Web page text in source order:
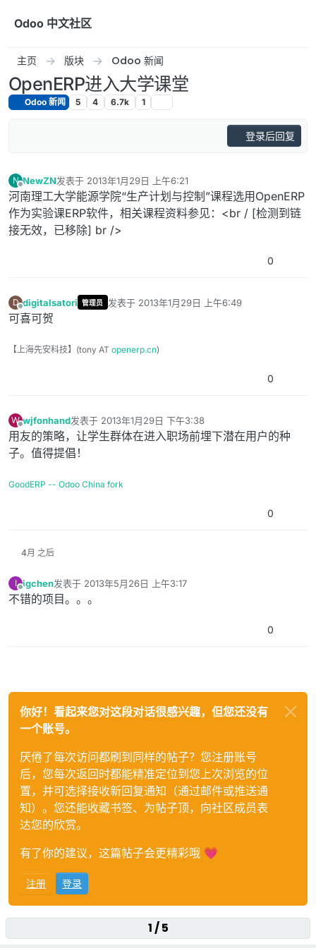
Odoo 中文社区
主页 版块 Odoo 新闻
OpenERP进入大学课堂
Odoo 新闻 5 4 6.7k 1
登录后回复
N
离线
NewZN发表于 2013年1月29日 上午6:21
最后由 编辑
河南理工大学能源学院“生产计划与控制”课程选用OpenERP
作为实验课ERP软件，相关课程资料参见：<br / [检测到链
接无效，已移除] br />
0
D
离线
digitalsatori 管理员 发表于 2013年1月29日 上午6:49
最后由 编辑
可喜可贺
【上海先安科技】(tony AT openerp.cn)
0
W
离线
wjfonhand发表于 2013年1月29日 下午3:38
最后由 编辑
用友的策略，让学生群体在进入职场前埋下潜在用户的种
子。值得提倡！
GoodERP -- Odoo China fork
0
4月 之后
I
离线
igchen发表于 2013年5月26日 上午3:17
最后由 编辑
不错的项目。。。
0
你好！看起来您对这段对话很感兴趣，但您还没有
一个账号。
厌倦了每次访问都刷到同样的帖子？您注册账号
后，您每次返回时都能精准定位到您上次浏览的位
置，并可选择接收新回复通知（通过邮件或推送通
知）。您还能收藏书签、为帖子顶，向社区成员表
达您的欣赏。
有了你的建议，这篇帖子会更精彩哦 💗
注册 登录
1 / 5